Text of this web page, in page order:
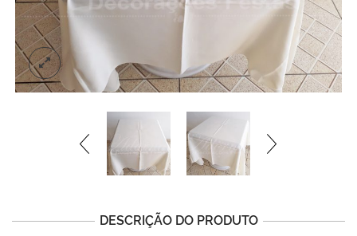
DESCRIÇÃO DO PRODUTO